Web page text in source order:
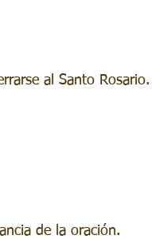
al Santo Rosario.
de la oración.